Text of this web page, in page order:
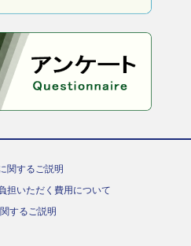
関するご説明
担いただく費用について
するご説明